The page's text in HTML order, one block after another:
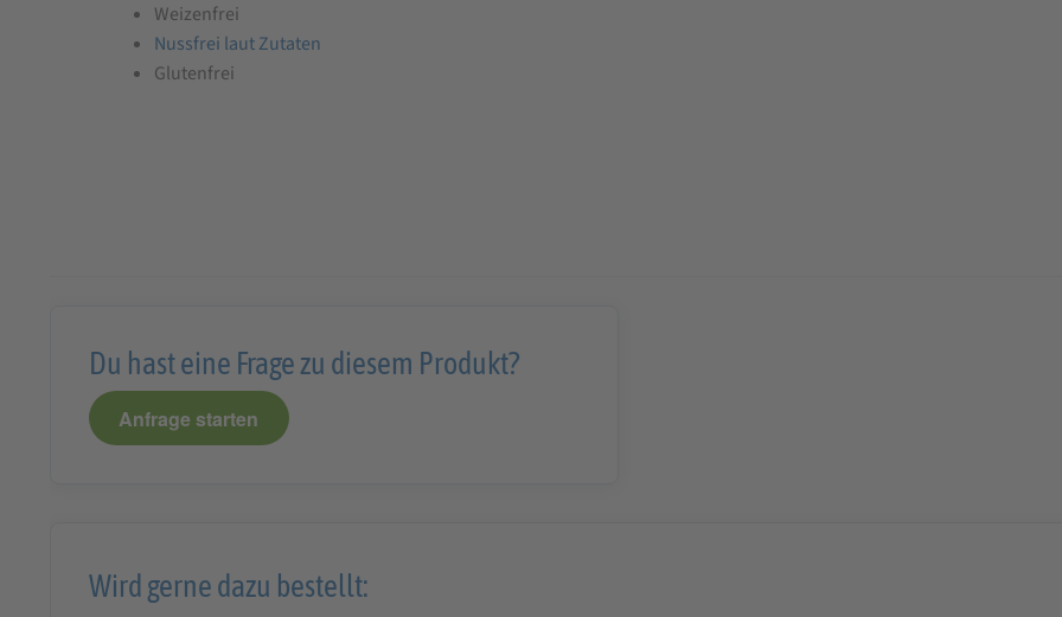
Weizenfrei
Nussfrei laut Zutaten
Glutenfrei
Du hast eine Frage zu diesem Produkt?
Anfrage starten
Wird gerne dazu bestellt: